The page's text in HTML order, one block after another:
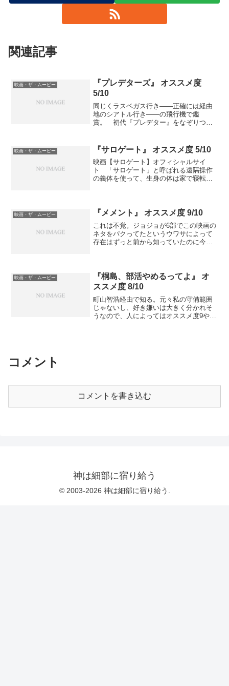
関連記事
映画・ザ・ムービー
『プレデターズ』 オススメ度
5/10
同じくラスベガス行き――正確には経由
地のシアトル行き――の飛行機で鑑
賞。 初代『プレデター』をなぞりつ
来。新作だったらわざわざ劇場に行けと
は絶対言えない。 ただし、そんなに予
算が多くない（であろう）ことなども考
慮に入れると、そこそこ良作のような。
『AVP2』はもちろん『AVP』や『プレデ
映画・ザ・ムービー 『サロゲート』 オススメ度 5/10
映画【サロゲート】オフィシャルサイ
ト 「サロゲート」と呼ばれる遠隔操作
の義体を使って、生身の体は家で寝転ん
ン・マクレーン刑事も、寄る年波には勝
ます。 奥さんとも相変わらずうまく行
っていないところに、泣きっ面に蜂。
「くらえッ！ スタンド『フランケンシ
きや、それを操作している人間まで死ん
でしまっているのです。そもそも人間が
どういうことなの。世界を揺るがす大事
件に、ジョンはまたしても一人で立ち向
かうのでした。 まあSF者なら一応見て
映画・ザ・ムービー 『メメント』 オススメ度 9/10
これは不覚。ジョジョが6部でこの映画の
ネタをパクってたというウワサによって
存在はずっと前から知っていたのに今ま
死に記憶を維持しながら妻を殺した犯人
を見つけ出して復讐しようとする。 ジ
ャンルとしては『ユージュアル・サスペ
クツ』に影響を受けたと思われるいわゆ
る反則サスペンスものである。 記憶を
維持できないという実際に存在する症状
時間通りに、カラー画面のパートは劇中
の時間軸...
映画・ザ・ムービー
『桐島、部活やめるってよ』 オ
ススメ度 8/10
町山智浩経由で知る。元々私の守備範囲
じゃないし、好き嫌いは大きく分かれそ
うなので、人によってはオススメ度9や10
コメント
コメントを書き込む
神は細部に宿り給う
© 2003-2026 神は細部に宿り給う.